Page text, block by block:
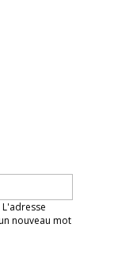
nouveau mot